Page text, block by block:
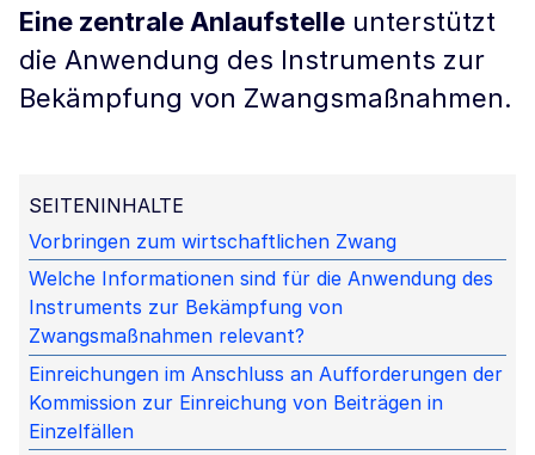
Eine zentrale Anlaufstelle unterstützt
die Anwendung des Instruments zur
Bekämpfung von Zwangsmaßnahmen.
SEITENINHALTE
Vorbringen zum wirtschaftlichen Zwang
Welche Informationen sind für die Anwendung des
Instruments zur Bekämpfung von
Zwangsmaßnahmen relevant?
Einreichungen im Anschluss an Aufforderungen der
Kommission zur Einreichung von Beiträgen in
Einzelfällen